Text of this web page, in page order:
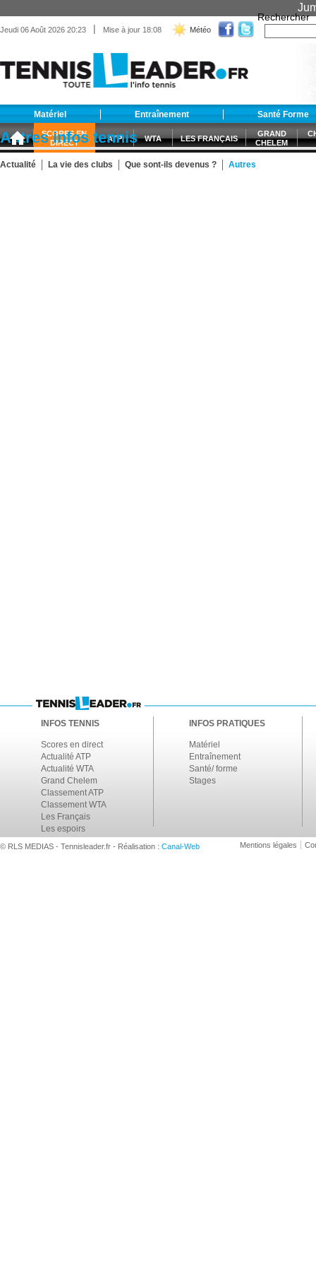
Jeudi 06 Août 2026 20:23 | Mise à jour 18:08 Météo
Rechercher
Matériel Entraînement Santé Forme
SCORES EN
DIRECT
ATP WTA LES FRANÇAIS
GRAND
CHELEM
Actualité La vie des clubs Que sont-ils devenus ? Autres
Autres infos tennis
INFOS TENNIS
Scores en direct
Actualité ATP
Actualité WTA
Grand Chelem
Classement ATP
Classement WTA
Les Français
Les espoirs
INFOS PRATIQUES
Matériel
Entraînement
Santé/ forme
Stages
© RLS MEDIAS - Tennisleader.fr - Réalisation : Canal-Web Mentions légales